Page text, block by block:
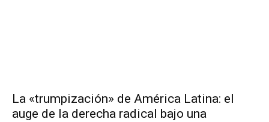
La «trumpización» de América Latina: el
auge de la derecha radical bajo una